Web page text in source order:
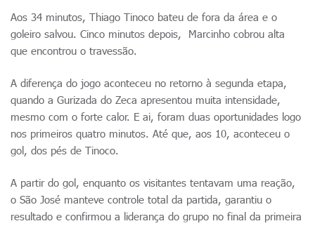
Aos 34 minutos, Thiago Tinoco bateu de fora da área e o
goleiro salvou. Cinco minutos depois, Marcinho cobrou alta
que encontrou o travessão.
A diferença do jogo aconteceu no retorno à segunda etapa,
quando a Gurizada do Zeca apresentou muita intensidade,
mesmo com o forte calor. E ai, foram duas oportunidades logo
nos primeiros quatro minutos. Até que, aos 10, aconteceu o
gol, dos pés de Tinoco.
A partir do gol, enquanto os visitantes tentavam uma reação,
o São José manteve controle total da partida, garantiu o
resultado e confirmou a liderança do grupo no final da primeira